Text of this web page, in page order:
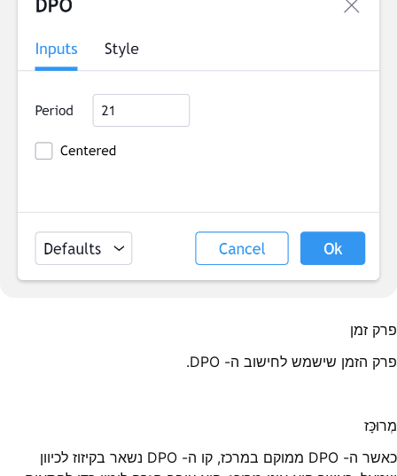
פרק זמן
פרק הזמן שישמש לחישוב ה- DPO.
מְרוּכָּז
כאשר ה- DPO ממוקם במרכז, קו ה- DPO נשאר בקיזוז לכיוון